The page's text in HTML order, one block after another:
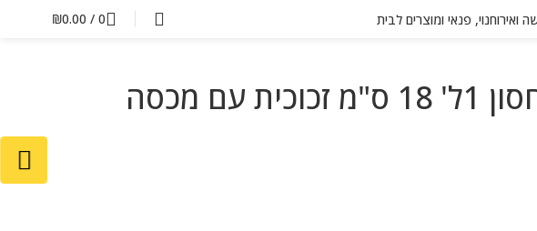
ואירוחנוי, פנאי ומוצרים לבית 0
/
₪0.00
צנצנת אחסון 1ל' 18 ס"מ זכוכית עם מכסה